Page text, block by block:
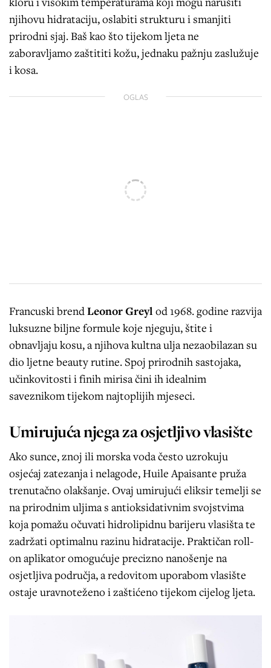
njihovu hidrataciju, oslabiti strukturu i smanjiti
prirodni sjaj. Baš kao što tijekom ljeta ne
zaboravljamo zaštititi kožu, jednaku pažnju zaslužuje
i kosa.
OGLAS
Francuski brendLeonor Greyl od 1968. godine razvija
luksuzne biljne formule koje njeguju, štite i
obnavljaju kosu, a njihova kultna ulja nezaobilazan su
dio ljetne beauty rutine. Spoj prirodnih sastojaka,
učinkovitosti i finih mirisa čini ih idealnim
saveznikom tijekom najtoplijih mjeseci.
Umirujuća njega za osjetljivo vlasište
Ako sunce, znoj ili morska voda često uzrokuju
osjećaj zatezanja i nelagode, Huile Apaisante pruža
trenutačno olakšanje. Ovaj umirujući eliksir temelji se
na prirodnim uljima s antioksidativnim svojstvima
koja pomažu očuvati hidrolipidnu barijeru vlasišta te
zadržati optimalnu razinu hidratacije. Praktičan roll-
on aplikator omogućuje precizno nanošenje na
osjetljiva područja, a redovitom uporabom vlasište
ostaje uravnoteženo i zaštićeno tijekom cijelog ljeta.